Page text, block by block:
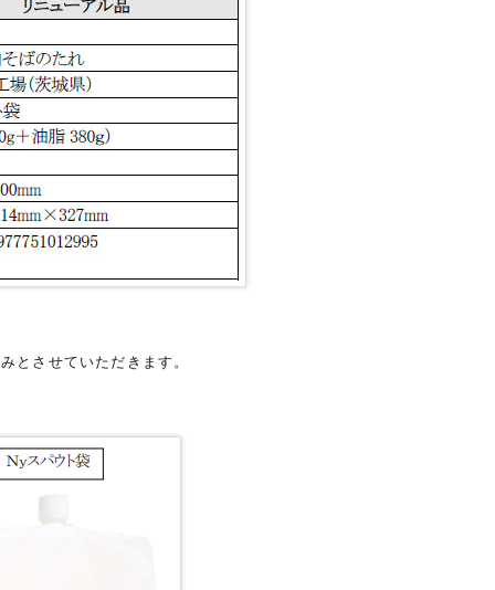
とさせていただきます。